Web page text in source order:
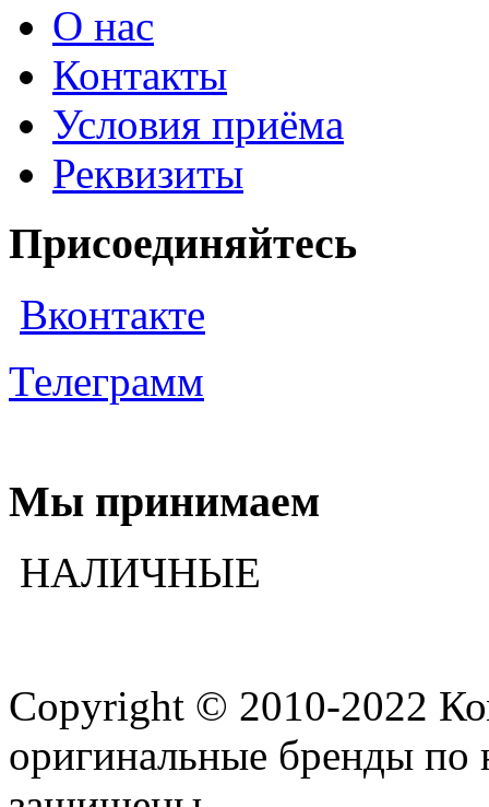
О нас
Контакты
Условия приёма
Реквизиты
Присоединяйтесь
Вконтакте
Телеграмм
Мы принимаем
НАЛИЧНЫЕ
Copyright © 2010-2022
оригинальные бренды по